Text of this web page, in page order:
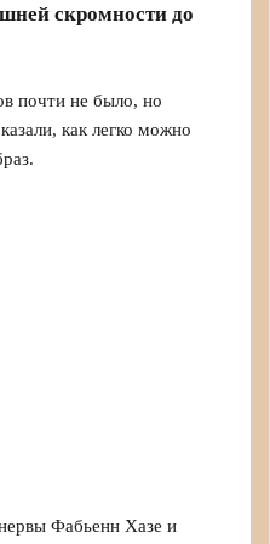
скромности до
почти не было, но
как легко можно
Фабьенн Хазе и